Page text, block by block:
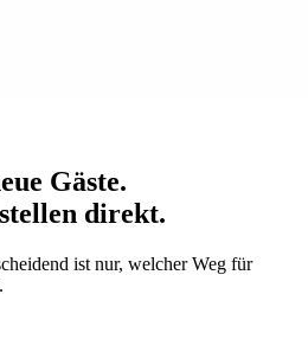
Gäste.
direkt.
ist nur, welcher Weg für